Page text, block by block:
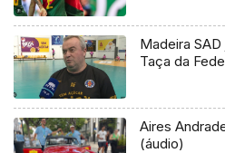
Madeira
Taça da
Aires
(áudio)